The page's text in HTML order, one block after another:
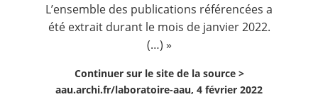
L’ensemble des publications référencées a
été extrait durant le mois de janvier 2022.
(…) »
Continuer sur le site de la source >
aau.archi.fr/laboratoire-aau, 4 février 2022